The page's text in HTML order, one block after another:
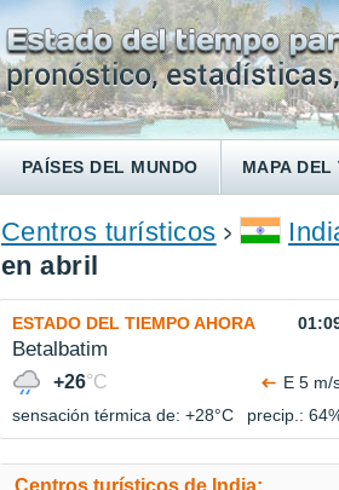
PAÍSES DEL MUNDO MAPA DEL
ENCONTRAR UN HOTEL
Centros turísticos
en abril
ESTADO DEL TIEMPO AHORA
Betalbatim
+26°C
E 5 m/
sensación térmica de: +28°C precip.: